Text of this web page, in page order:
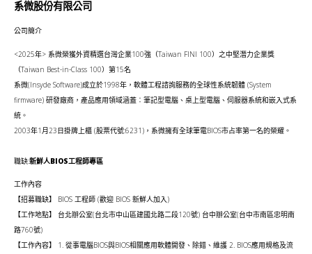
i
o
系微股份有限公司
公司簡介
<2025年> 系微榮獲外資精選台灣企業100強（Taiwan FINI 100）之中堅潛力企業獎
（Taiwan Best-in-Class 100）第15名
系微(Insyde Software)成立於1998年，軟體工程諮詢服務的全球性系統韌體 (System
firmware) 研發廠商，產品應用領域涵蓋︰筆記型電腦、桌上型電腦、伺服器系統和嵌入式系
統。
2003年1月23日掛牌上櫃 (股票代號:6231)，系微擁有全球筆電BIOS市占率第一名的榮耀。
職缺:新鮮人BIOS工程師專區
工作內容
【招募職缺】 BIOS 工程師 (歡迎 BIOS 新鮮人加入)
【工作地點】 台北辦公室(台北市中山區建國北路二段120號) 台中辦公室(台中市南區忠明南
路760號)
【工作內容】 1. 從事電腦BIOS與BIOS相關應用軟體開發、除錯、維護 2. BIOS應用規格及流